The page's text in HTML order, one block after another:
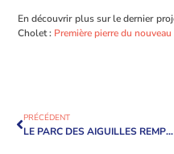
En découvrir plus sur le dernier
Cholet : Première pierre du
PRÉCÉDENT
LE PARC DES AIGUILLES REMPORTE LE PRIX STRATÉGIES LOGISTIQUES INNOVATION DURABLE, DANS LA CATÉGORIE INFRASTRUCTURES LOGISTIQUES